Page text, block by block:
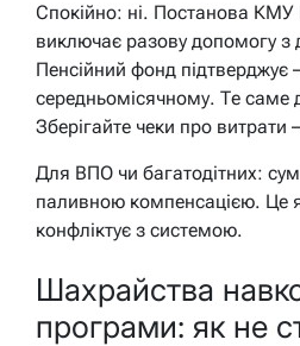
Спокійно: ні. Постанова
виключає разову допомогу з
Пенсійний фонд підтверджує
середньомісячному. Те саме
Зберігайте чеки про витрати
Для ВПО чи багатодітних:
паливною компенсацією. Це
конфліктує з системою.
Шахрайства
програми: як не